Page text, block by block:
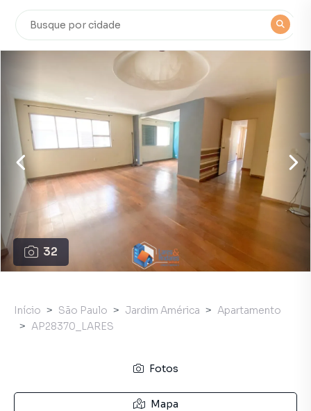
32
Início São Paulo Jardim América
Apartamento
AP28370_LARES
Fotos
Mapa